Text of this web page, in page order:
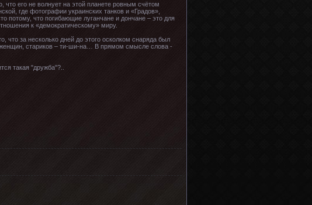
что его не волнует на этой планете ровным счётом
где фотографии украинских танков и «Градов»,
потому, что погибающие луганчане и дончане – это для
к «демократическому» миру.
за несколько дней до этого осколком снаряда был
женщин, стариков – ти-ши-на… В прямом смысле слова -
такая "дружба"?..